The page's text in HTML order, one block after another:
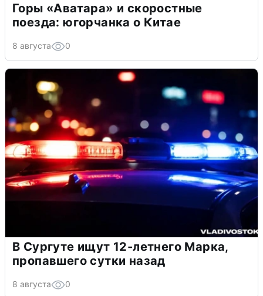
Горы «Аватара» и скоростные
поезда: югорчанка о Китае
8 августа 0
В Сургуте ищут 12-летнего Марка,
пропавшего сутки назад
8 августа 0